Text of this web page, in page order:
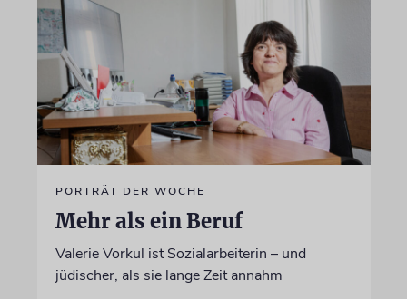
PORTRÄT DER WOCHE
Mehr als ein Beruf
Valerie Vorkul ist Sozialarbeiterin – und
jüdischer, als sie lange Zeit annahm